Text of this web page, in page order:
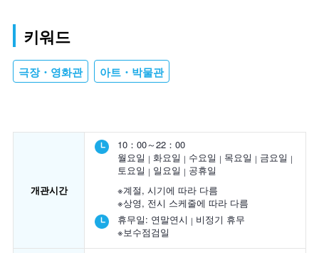
키워드
극장・영화관 아트・박물관
개관시간
10：00～22：00
월요일
화요일 수요일 목요일
금요일
토요일
일요일
공휴일
※계절, 시기에 따라 다름
※상영, 전시 스케줄에 따라 다름
휴무일: 연말연시
비정기 휴무
※보수점검일